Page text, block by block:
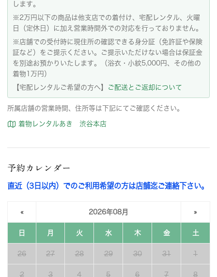
します。
※2万円以下の商品は他支店での着付け、宅配レンタル、火曜
日（定休日）に加え営業時間外での対応を行っておりません。
※店舗での受付時に現住所の確認できる身分証（免許証や保険
証など）をご提示ください。ご提示いただけない場合は保証金
を別途お預かりいたします。（浴衣・小紋5,000円、その他の
着物1万円）
【宅配レンタルご希望の方へ】
ご配送とご返却について
所属店舗の営業時間、住所等は下記にてご確認ください。
着物レンタルあき 渋谷本店
予約カレンダー
直近（3日以内）でのご利用希望の方は店舗迄ご連絡下さい。
« 2026年08月 »
日 月 火 水 木 金 土
26 27 28 29 30 31 1
2 3 4 5 6 7 8